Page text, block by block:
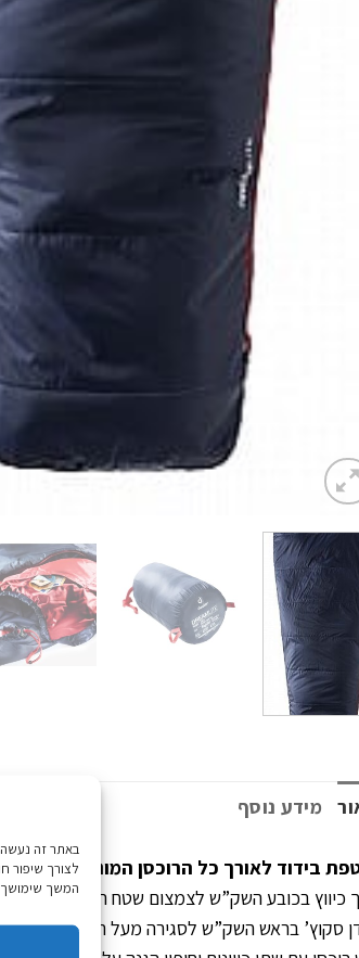
לצורך שיפור
המשך שימושך
מידע נוסף
בידוד לאורך כל הרוכסן המונע כניסה של
כיווץ בכובע השק”ש לצמצום שטח הראש והפנים
סקוץ’ בראש השק”ש לסגירה מעל ראש הרוכסן